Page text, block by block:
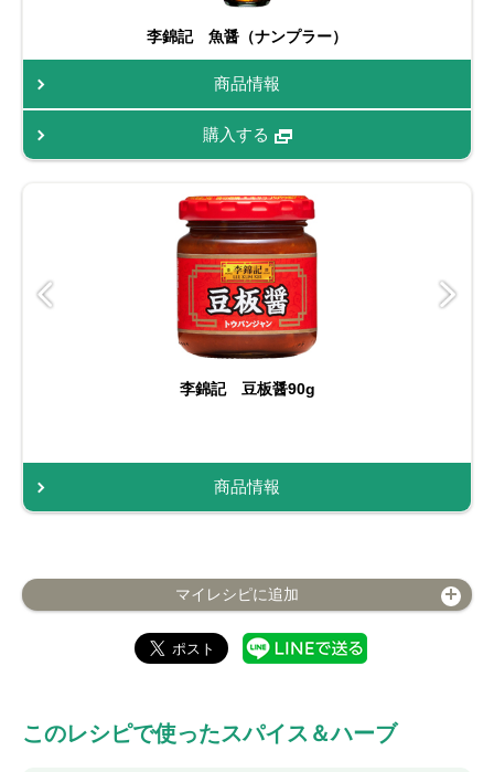
李錦記 魚醤（ナンプラー）
商品情報
購入する
李錦記 豆板醤90g
商品情報
マイレシピに追加
このレシピで使ったスパイス＆ハーブ